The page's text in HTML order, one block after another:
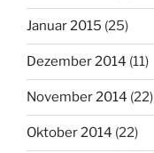
Januar 2015 (25)
Dezember 2014 (11)
November 2014 (22)
Oktober 2014 (22)